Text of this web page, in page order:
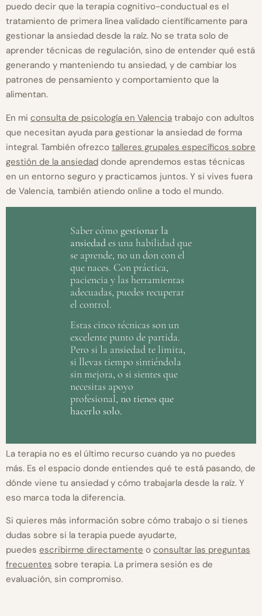
puedo decir que la terapia cognitivo-conductual es el
tratamiento de primera línea validado científicamente para
gestionar la ansiedad desde la raíz. No se trata solo de
aprender técnicas de regulación, sino de entender qué está
generando y manteniendo tu ansiedad, y de cambiar los
patrones de pensamiento y comportamiento que la
alimentan.
En mi consulta de psicología en Valencia trabajo con adultos
que necesitan ayuda para gestionar la ansiedad de forma
integral. También ofrezco talleres grupales específicos sobre
gestión de la ansiedad donde aprendemos estas técnicas
en un entorno seguro y practicamos juntos. Y si vives fuera
de Valencia, también atiendo online a todo el mundo.
Saber cómo gestionar la
ansiedades una habilidad que
se aprende, no un don con el
que naces. Con práctica,
paciencia y las herramientas
adecuadas, puedes recuperar
el control.
Estas cinco técnicas son un
excelente punto de partida.
Pero si la ansiedad te limita,
si llevas tiempo sintiéndola
sin mejora, o si sientes que
necesitas apoyo
profesional, no tienes que
hacerlo solo.
La terapia no es el último recurso cuando ya no puedes
más. Es el espacio donde entiendes qué te está pasando, de
dónde viene tu ansiedad y cómo trabajarla desde la raíz. Y
eso marca toda la diferencia.
Si quieres más información sobre cómo trabajo o si tienes
dudas sobre si la terapia puede ayudarte,
puedes escribirme directamente o consultar las preguntas
frecuentes sobre terapia. La primera sesión es de
evaluación, sin compromiso.